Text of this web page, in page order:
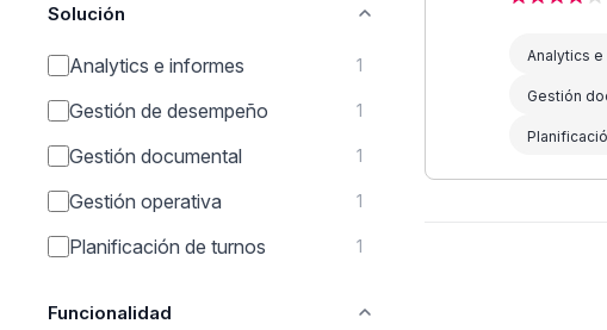
Solución
Analytics e informes 1
Gestión de desempeño 1
Gestión documental 1
Gestión operativa 1
Planificación de turnos 1
Funcionalidad
Analytics
Gestión